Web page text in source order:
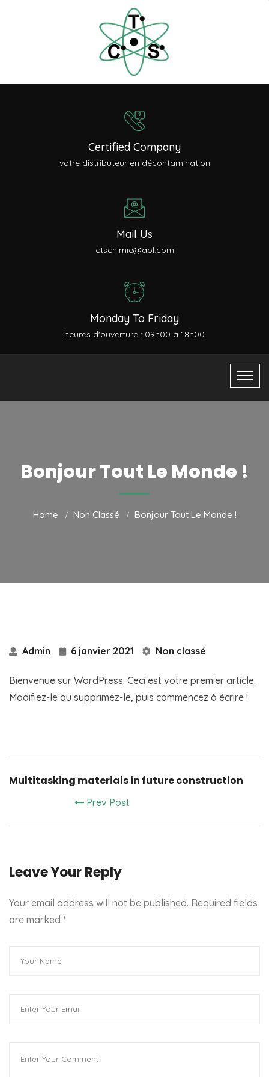
Certified Company
votre distributeur en décontamination
Mail Us
ctschimie@aol.com
Monday To Friday
heures d'ouverture : 09h00 à 18h00
Bonjour Tout Le Monde !
Home Non Classé Bonjour Tout Le Monde !
Admin 6 janvier 2021 Non classé
Bienvenue sur WordPress. Ceci est votre premier article.
Modifiez-le ou supprimez-le, puis commencez à écrire !
Multitasking materials in future construction
Prev Post
Leave Your Reply
Your email address will not be published. Required fields
are marked *